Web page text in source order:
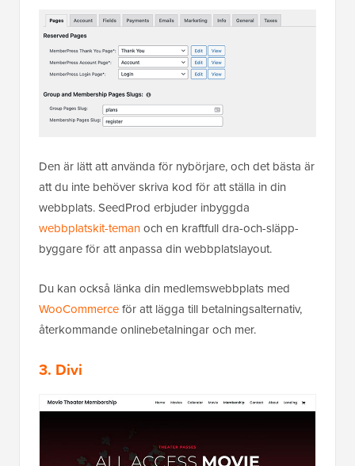
Den är lätt att använda för nybörjare, och det bästa är
att du inte behöver skriva kod för att ställa in din
webbplats. SeedProd erbjuder inbyggda
webbplatskit-temanoch en kraftfull dra-och-släpp-
byggare för att anpassa din webbplatslayout.
Du kan också länka din medlemswebbplats med
WooCommerceför att lägga till betalningsalternativ,
återkommande onlinebetalningar och mer.
3. Divi